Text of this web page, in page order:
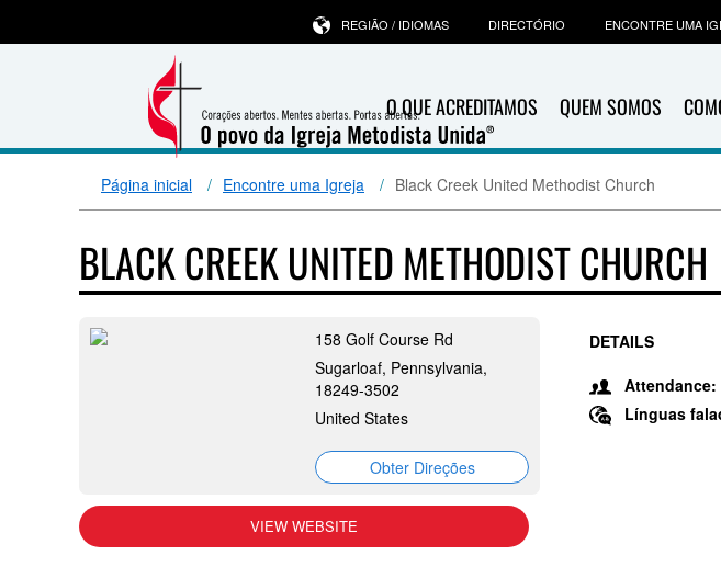
O QUE ACREDITAMOS QUEM SOMOS
REGIÃO / IDIOMAS DIRECTÓRIO ENCONTRE UMA
Página inicial Encontre uma Igreja Black Creek United Methodist Church
BLACK CREEK UNITED METHODIST CHURCH
158 Golf Course Rd
Sugarloaf, Pennsylvania,
18249-3502
United States
Obter Direções
VIEW WEBSITE
DETAILS
Attendance:
Línguas